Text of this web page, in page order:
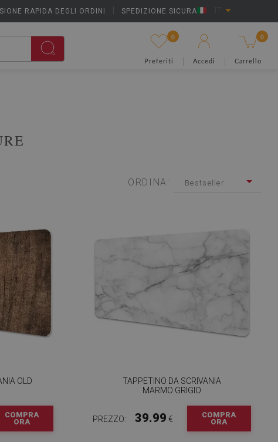
RAPIDA DEGLI ORDINI SPEDIZIONE SICURA
0
Preferiti Accedi
0
Carrello
ORDINA: Bestseller
OLD
COMPRA
ORA
TAPPETINO DA SCRIVANIA
MARMO GRIGIO
PREZZO: 39.99 €
COMPRA
ORA